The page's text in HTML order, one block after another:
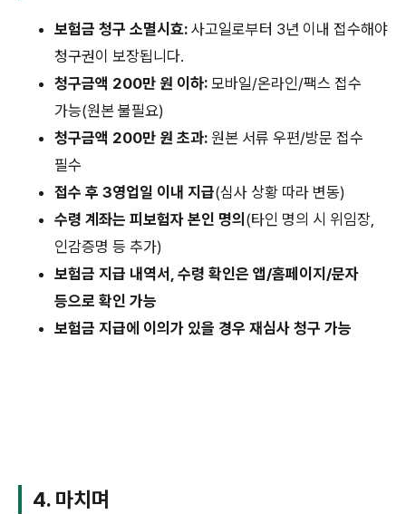
보험금 청구 소멸시효: 사고일로부터 3년 이내 접수해야
청구권이 보장됩니다.
청구금액 200만 원 이하: 모바일/온라인/팩스 접수
가능(원본 불필요)
청구금액 200만 원 초과: 원본 서류 우편/방문 접수
필수
접수 후 3영업일 이내 지급(심사 상황 따라 변동)
수령 계좌는 피보험자 본인 명의 (타인 명의 시 위임장,
인감증명 등 추가)
보험금 지급 내역서, 수령 확인은 앱/홈페이지/문자
등으로 확인 가능
보험금 지급에 이의가 있을 경우 재심사 청구 가능
4. 마치며